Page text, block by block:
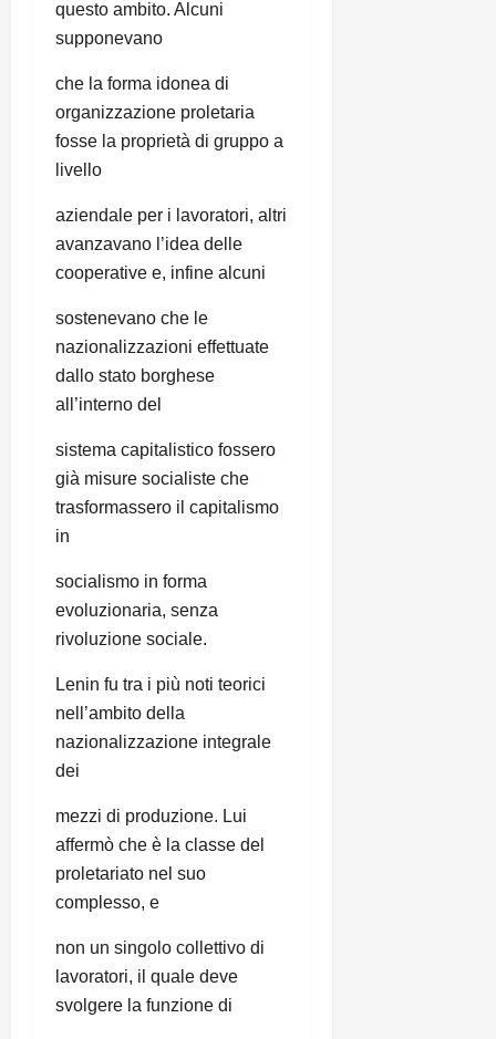
questo ambito. Alcuni
supponevano
che la forma idonea di
organizzazione proletaria
fosse la proprietà di gruppo a
livello
aziendale per i lavoratori, altri
avanzavano l’idea delle
cooperative e, infine alcuni
sostenevano che le
nazionalizzazioni effettuate
dallo stato borghese
all’interno del
sistema capitalistico fossero
già misure socialiste che
trasformassero il capitalismo
in
socialismo in forma
evoluzionaria, senza
rivoluzione sociale.
Lenin fu tra i più noti teorici
nell’ambito della
nazionalizzazione integrale
dei
mezzi di produzione. Lui
affermò che è la classe del
proletariato nel suo
complesso, e
non un singolo collettivo di
lavoratori, il quale deve
svolgere la funzione di